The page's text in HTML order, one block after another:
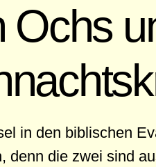
in den biblischen
denn die zwei sind